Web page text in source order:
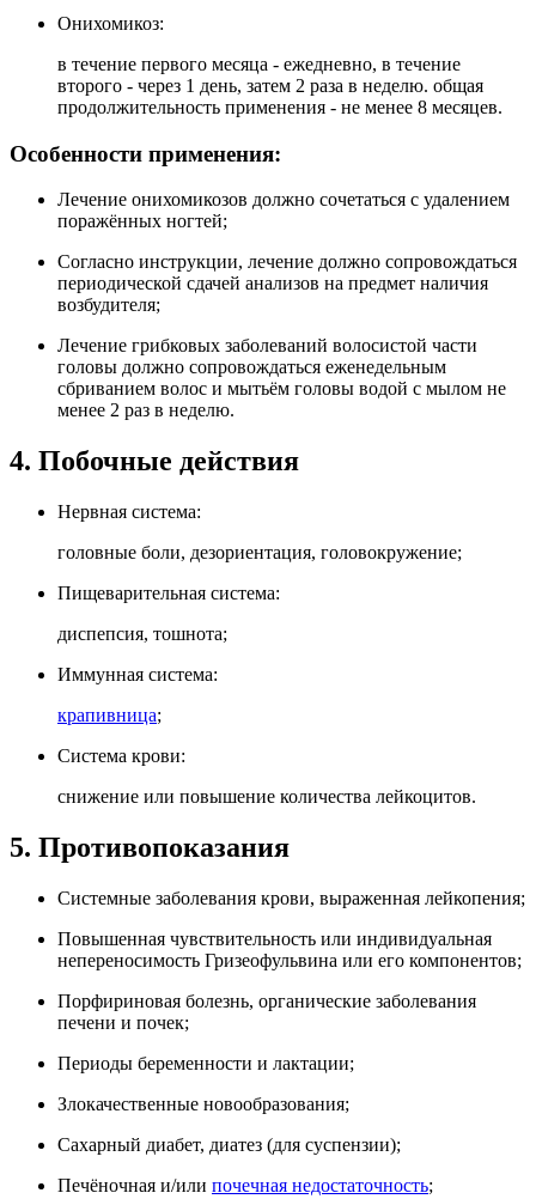
Онихомикоз:
в течение первого месяца - ежедневно, в течение
второго - через 1 день, затем 2 раза в неделю. общая
продолжительность применения - не менее 8 месяцев.
Особенности применения:
Лечение онихомикозов должно сочетаться с удалением
поражённых ногтей;
Согласно инструкции, лечение должно сопровождаться
периодической сдачей анализов на предмет наличия
возбудителя;
Лечение грибковых заболеваний волосистой части
головы должно сопровождаться еженедельным
сбриванием волос и мытьём головы водой с мылом не
менее 2 раз в неделю.
4. Побочные действия
Нервная система:
головные боли, дезориентация, головокружение;
Пищеварительная система:
диспепсия, тошнота;
Иммунная система:
крапивница;
Система крови:
снижение или повышение количества лейкоцитов.
5. Противопоказания
Системные заболевания крови, выраженная лейкопения;
Повышенная чувствительность или индивидуальная
непереносимость Гризеофульвина или его компонентов;
Порфириновая болезнь, органические заболевания
печени и почек;
Периоды беременности и лактации;
Злокачественные новообразования;
Сахарный диабет, диатез (для суспензии);
Печёночная и/или почечная недостаточность;